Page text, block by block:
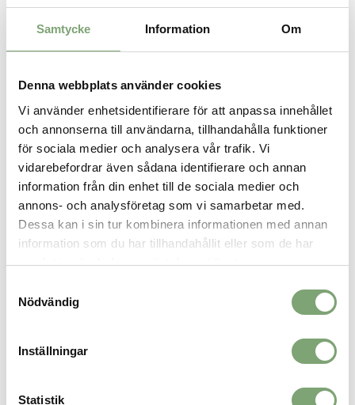
Samtycke Information Om
Denna webbplats använder cookies
Vi använder enhetsidentifierare för att anpassa innehållet
och annonserna till användarna, tillhandahålla funktioner
för sociala medier och analysera vår trafik. Vi
vidarebefordrar även sådana identifierare och annan
information från din enhet till de sociala medier och
annons- och analysföretag som vi samarbetar med.
Dessa kan i sin tur kombinera informationen med annan
information som du har tillhandahållit eller som de har
samlat in när du har använt deras tjänster.
Nödvändig
Inställningar
Statistik
Tillverkad av mycket lätta material med ryggpanel av 3D Vent
vätska. Munstycket är självförslutande och droppsäkert.
Volymindikatorer på flaskans utsida indikerar återstående mängd.
Munstycket kan diskas i maskin. Hängs upp-och-ner för att
tömma och torka flaskan.
Specifikation:
Torso-mått: 71-86 cm (size S) 81-101 cm (size M) 91-116
cm (size L)
Slangens längd: 99 cm
Mått: 35 x 24 x 12.5 cm
SPARA SOM FAVORIT